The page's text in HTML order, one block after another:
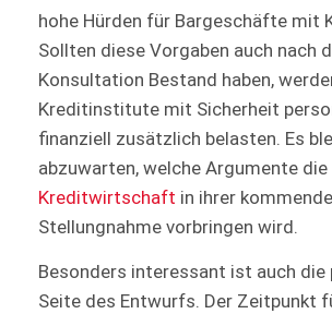
hohe Hürden für Bargeschäfte mit
Sollten diese Vorgaben auch nach
Konsultation Bestand haben,
Kreditinstitute mit Sicherheit
finanziell zusätzlich belasten. Es
abzuwarten, welche Argumente die
Kreditwirtschaft in ihrer
Stellungnahme vorbringen wird.
Besonders interessant ist auch
Seite des Entwurfs. Der Zeitpunkt